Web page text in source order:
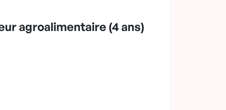
agroalimentaire (4 ans)